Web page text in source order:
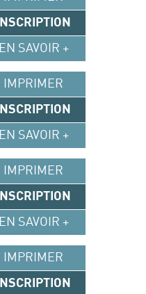
INSCRIPTION
EN SAVOIR +
IMPRIMER
INSCRIPTION
EN SAVOIR +
IMPRIMER
INSCRIPTION
EN SAVOIR +
IMPRIMER
INSCRIPTION